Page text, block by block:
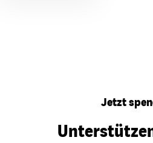
Jetzt